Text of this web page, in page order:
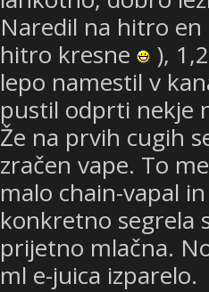
Naredil na hitro
hitro kresne
),
lepo namestil v
pustil odprti nekje
Že na prvih cugih
zračen vape. To
malo chain-vapal
konkretno segrela
prijetno mlačna.
ml e-juica izparelo.